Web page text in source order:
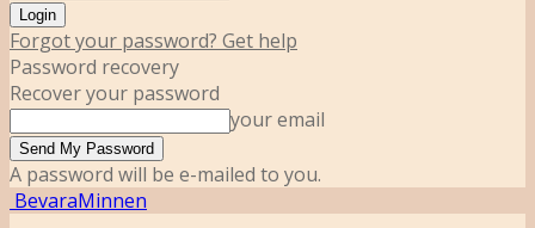
Forgot your password? Get help
Password recovery
Recover your password
your email
A password will be e-mailed to you.
BevaraMinnen